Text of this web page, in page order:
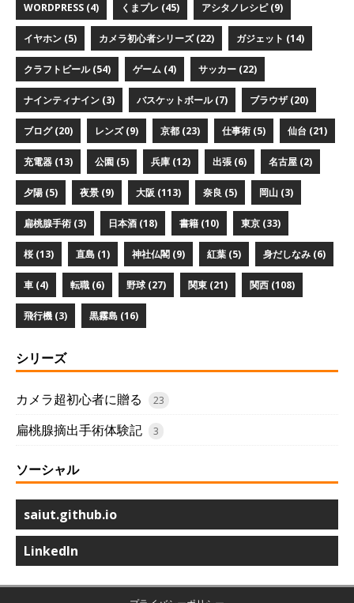
WORDPRESS (4) くまプレ (45) アシタノレシピ (9)
イヤホン (5) カメラ初心者シリーズ (22) ガジェット (14)
クラフトビール (54) ゲーム (4) サッカー (22)
ナインティナイン (3) バスケットボール (7) ブラウザ (20)
ブログ (20) レンズ (9) 京都 (23) 仕事術 (5) 仙台 (21)
充電器 (13) 公園 (5) 兵庫 (12) 出張 (6) 名古屋 (2)
夕陽 (5) 夜景 (9) 大阪 (113) 奈良 (5) 岡山 (3)
扁桃腺手術 (3) 日本酒 (18) 書籍 (10) 東京 (33)
桜 (13) 直島 (1) 神社仏閣 (9) 紅葉 (5) 身だしなみ (6)
車 (4) 転職 (6) 野球 (27) 関東 (21) 関西 (108)
飛行機 (3) 黒霧島 (16)
シリーズ
カメラ超初心者に贈る 23
扁桃腺摘出手術体験記 3
ソーシャル
saiut.github.io
LinkedIn